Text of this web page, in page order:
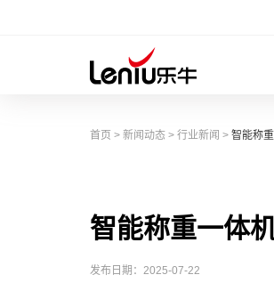
首页 > 新闻动态> 行业新闻 > 智能称
智能称重一体
发布日期：2025-07-22